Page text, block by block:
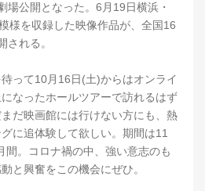
場公開となった。6月19日横浜・
様を収録した映像作品が、全国16
される。
って10月16日(土)からはオンライ
なったホールツアーで訪れるはず
だ映画館には行けない方にも、熱
に追体験して欲しい。期間は11
間。コロナ禍の中、強い意志のも
と興奮をこの機会にぜひ。